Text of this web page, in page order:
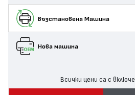
Възстановенa Машина
Нова машина
Всички цени са с